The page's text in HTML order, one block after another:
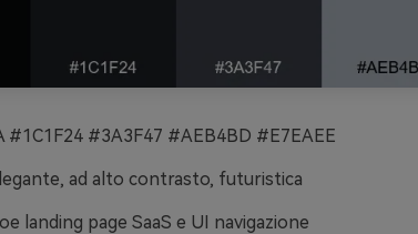
#3A3F47 #AEB4BD #E7EAEE
ad alto contrasto, futuristica
landing page SaaS e UI navigazione